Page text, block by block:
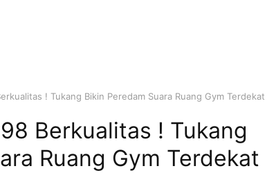
! Tukang Bikin Peredam Suara Ruang Gym Terdekat
Berkualitas ! Tukang
Ruang Gym Terdekat